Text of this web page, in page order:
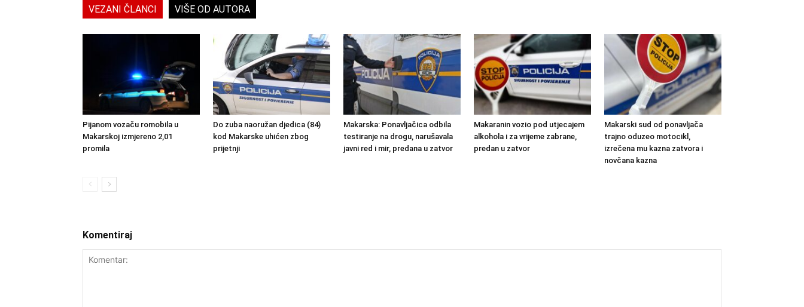
VEZANI ČLANCI VIŠE OD AUTORA
Pijanom vozaču romobila u
Makarskoj izmjereno 2,01
promila
Do zuba naoružan djedica (84)
kod Makarske uhićen zbog
prijetnji
Makarska: Ponavljačica odbila
testiranje na drogu, narušavala
javni red i mir, predana u zatvor
Makaranin vozio pod utjecajem
alkohola i za vrijeme zabrane,
predan u zatvor
Makarski sud od ponavljača
trajno oduzeo motocikl,
izrečena mu kazna zatvora i
novčana kazna
Komentiraj